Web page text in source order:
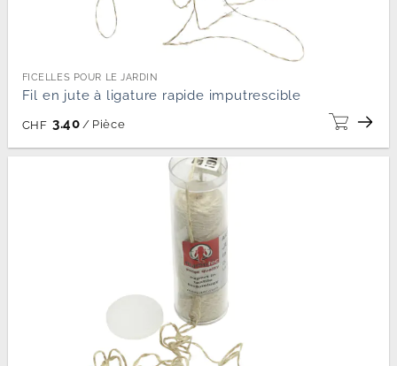
FICELLES POUR LE JARDIN
Fil en jute à ligature rapide imputrescible
CHF 3.40 / Pièce